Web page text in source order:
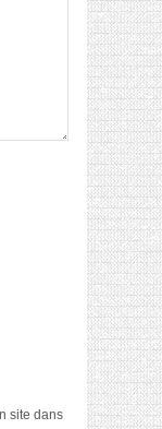
site dans